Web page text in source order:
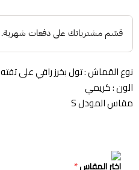
نوع القماش : تول بخرز راقي على تفته
الون : كريمي
مقاس المودل S
اختر المقاس*